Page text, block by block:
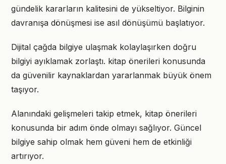
gündelik kararların kalitesini de yükseltiyor. Bilginin
davranışa dönüşmesi ise asıl dönüşümü başlatıyor.
Dijital çağda bilgiye ulaşmak kolaylaşırken doğru
bilgiyi ayıklamak zorlaştı. kitap önerileri konusunda
da güvenilir kaynaklardan yararlanmak büyük önem
taşıyor.
Alanındaki gelişmeleri takip etmek, kitap önerileri
konusunda bir adım önde olmayı sağlıyor. Güncel
bilgiye sahip olmak hem güveni hem de etkinliği
artırıyor.